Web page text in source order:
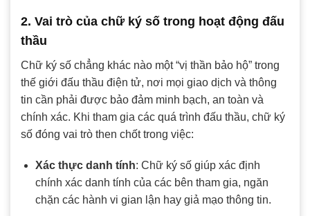
2. Vai trò của chữ ký số trong hoạt động đấu
thầu
Chữ ký số chẳng khác nào một “vị thần bảo hộ” trong
thế giới đấu thầu điện tử, nơi mọi giao dịch và thông
tin cần phải được bảo đảm minh bạch, an toàn và
chính xác. Khi tham gia các quá trình đấu thầu, chữ ký
số đóng vai trò then chốt trong việc:
Xác thực danh tính: Chữ ký số giúp xác định
chính xác danh tính của các bên tham gia, ngăn
chặn các hành vi gian lận hay giả mạo thông tin.